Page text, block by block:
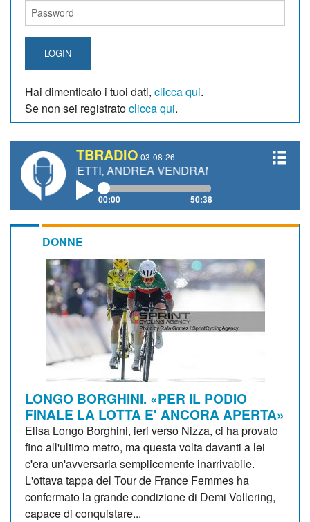
LOGIN
Hai dimenticato i tuoi dati, clicca qui.
Se non sei registratoclicca qui.
TBRADIO 03-08-26
ANDREA VENDRAME, FILIPPO FIORELLI
00:00 50:38
DONNE
LONGO BORGHINI. «PER IL PODIO
FINALE LA LOTTA E' ANCORA APERTA»
Elisa Longo Borghini, ieri verso Nizza, ci ha provato
fino all'ultimo metro, ma questa volta davanti a lei
c'era un'avversaria semplicemente inarrivabile.
L'ottava tappa del Tour de France Femmes ha
confermato la grande condizione di Demi Vollering,
capace di conquistare...